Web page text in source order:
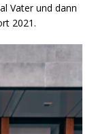
Vater und dann
2021.